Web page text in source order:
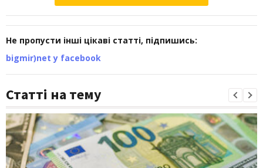
Не пропусти інші цікаві статті, підпишись:
bigmir)net у facebook
Статті на тему